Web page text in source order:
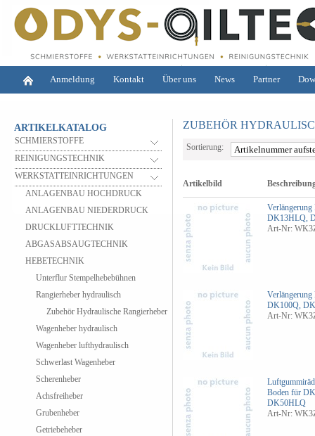
Anmeldung Kontakt Über uns News Partner
ARTIKELKATALOG
SCHMIERSTOFFE
REINIGUNGSTECHNIK
WERKSTATTEINRICHTUNGEN
ANLAGENBAU HOCHDRUCK
ANLAGENBAU NIEDERDRUCK
DRUCKLUFTTECHNIK
ABGASABSAUGTECHNIK
HEBETECHNIK
Unterflur Stempelhebebühnen
Rangierheber hydraulisch
Zubehör Hydraulische Rangierheber
Wagenheber hydraulisch
Wagenheber lufthydraulisch
Schwerlast Wagenheber
Scherenheber
Achsfreiheber
Grubenheber
Getriebeheber
ZUBEHÖR
Sortierung:
Artikelbild
DK13HLQ,
Art-Nr:
DK100Q,
Art-Nr:
Boden für
DK50HLQ
Art-Nr: